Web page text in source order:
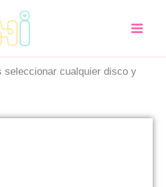
seleccionar cualquier disco y